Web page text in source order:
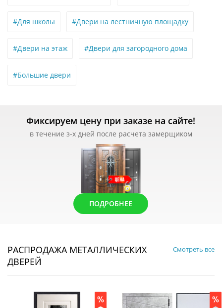
#Для школы #Двери на лестничную площадку
#Двери на этаж #Двери для загородного дома
#Большие двери
Фиксируем цену при заказе на сайте!
в течение з-х дней после расчета замерщиком
ПОДРОБНЕЕ
РАСПРОДАЖА МЕТАЛЛИЧЕСКИХ
ДВЕРЕЙ
Смотреть все